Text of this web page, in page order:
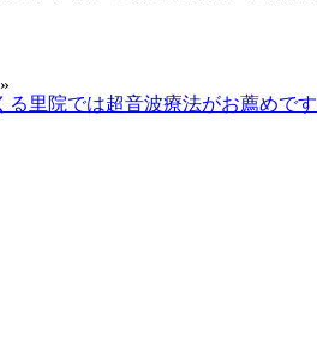
里院では超音波療法がお薦めです